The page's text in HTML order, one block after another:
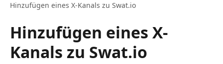
Hinzufügen eines X-Kanals zu Swat.io
Hinzufügen eines X-
Kanals zu Swat.io